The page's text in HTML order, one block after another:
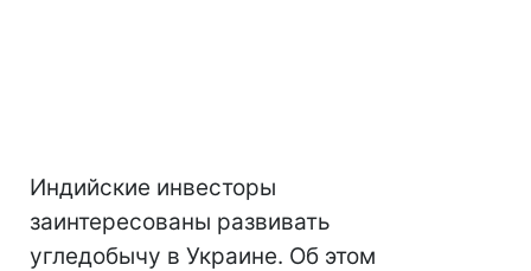
Индийские инвесторы
заинтересованы развивать
угледобычу в Украине. Об этом